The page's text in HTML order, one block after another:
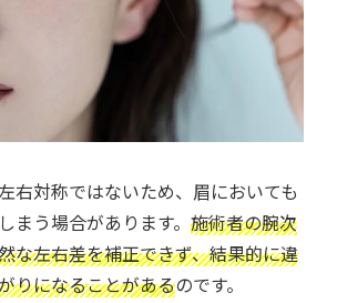
右対称ではないため、眉においても
まう場合があります。 施術者の腕次
な左右差を補正できず、結果的に違
りになることがあるのです。